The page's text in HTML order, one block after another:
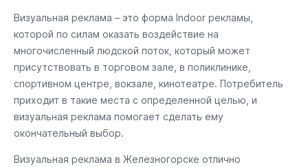
Визуальная реклама – это форма Indoor рекламы,
которой по силам оказать воздействие на
многочисленный людской поток, который может
присутствовать в торговом зале, в поликлинике,
спортивном центре, вокзале, кинотеатре. Потребитель
приходит в такие места с определенной целью, и
визуальная реклама помогает сделать ему
окончательный выбор.
Визуальная реклама в Железногорске отлично